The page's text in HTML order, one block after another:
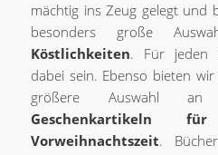
mächtig ins Zeug gelegt und
besonders große
Köstlichkeiten. Für jeden
dabei sein. Ebenso bieten
größere Auswahl
Geschenkartikeln
Vorweihnachtszeit.